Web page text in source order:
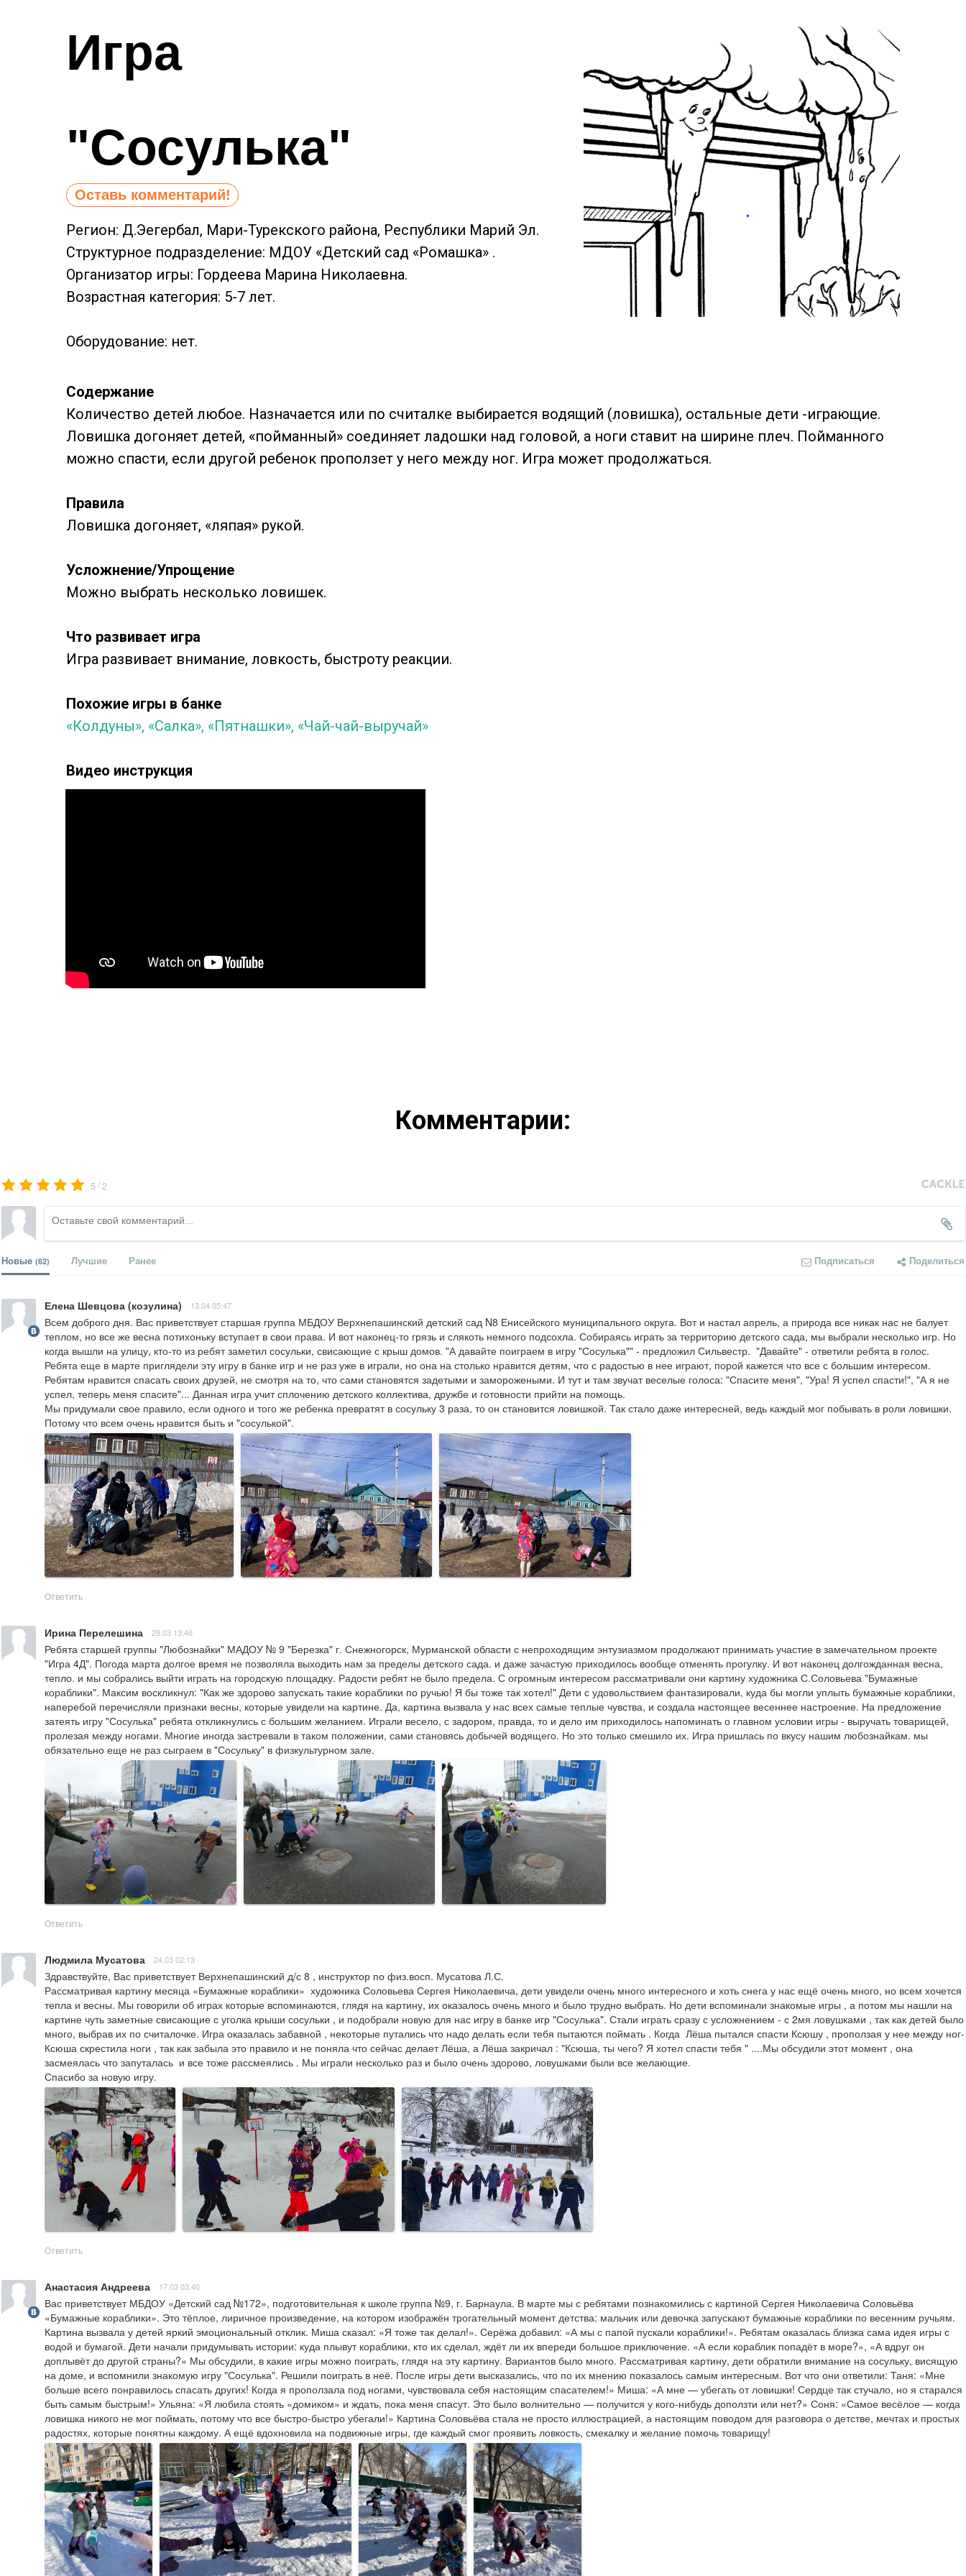
Игра
"Сосулька"
Регион: Д.Эегербал, Мари-Турекского района, Республики Марий Эл.
Структурное подразделение: МДОУ «Детский сад «Ромашка» .
Организатор игры: Гордеева Марина Николаевна.
Возрастная категория: 5-7 лет.
Оборудование: нет.
Оставь комментарий!
Содержание
Количество детей любое. Назначается или по считалке выбирается водящий (ловишка), остальные дети -играющие.
Ловишка догоняет детей, «пойманный» соединяет ладошки над головой, а ноги ставит на ширине плеч. Пойманного
можно спасти, если другой ребенок проползет у него между ног. Игра может продолжаться.
Правила
Ловишка догоняет, «ляпая» рукой.
Усложнение/Упрощение
Можно выбрать несколько ловишек.
Что развивает игра
Игра развивает внимание, ловкость, быстроту реакции.
Похожие игры в банке
«Колдуны», «Салка», «Пятнашки», «Чай-чай-выручай»
Видео инструкция
Комментарии:
5 /2
Новые (62) Лучшие Ранее Подписаться Поделиться
Елена Шевцова (козулина) 13.04 05:47
Всем доброго дня. Вас приветствует старшая группа МБДОУ Верхнепашинский детский сад N8 Енисейского муниципального округа. Вот и настал апрель, а природа все никак нас не балует
теплом, но все же весна потихоньку вступает в свои права. И вот наконец-то грязь и слякоть немного подсохла. Собираясь играть за территорию детского сада, мы выбрали несколько игр. Но
когда вышли на улицу, кто-то из ребят заметил сосульки, свисающие с крыш домов. "А давайте поиграем в игру "Сосулька"" - предложил Сильвестр.  "Давайте" - ответили ребята в голос.
Ребята еще в марте приглядели эту игру в банке игр и не раз уже в играли, но она на столько нравится детям, что с радостью в нее играют, порой кажется что все с большим интересом.
Ребятам нравится спасать своих друзей, не смотря на то, что сами становятся задетыми и заморожеными. И тут и там звучат веселые голоса: "Спасите меня", "Ура! Я успел спасти!", "А я не
успел, теперь меня спасите"... Данная игра учит сплочению детского коллектива, дружбе и готовности прийти на помощь.
Мы придумали свое правило, если одного и того же ребенка превратят в сосульку 3 раза, то он становится ловишкой. Так стало даже интересней, ведь каждый мог побывать в роли ловишки.
Потому что всем очень нравится быть и "сосулькой".
Ответить
Ирина Перелешина 29.03 13:46
Ребята старшей группы "Любознайки" МАДОУ № 9 "Березка" г. Снежногорск, Мурманской области с непроходящим энтузиазмом продолжают принимать участие в замечательном проекте
"Игра 4Д". Погода марта долгое время не позволяла выходить нам за пределы детского сада. и даже зачастую приходилось вообще отменять прогулку. И вот наконец долгожданная весна,
тепло. и мы собрались выйти играть на городскую площадку. Радости ребят не было предела. С огромным интересом рассматривали они картину художника С.Соловьева "Бумажные
кораблики". Максим воскликнул: "Как же здорово запускать такие кораблики по ручью! Я бы тоже так хотел!" Дети с удовольствием фантазировали, куда бы могли уплыть бумажные кораблики,
наперебой перечисляли признаки весны, которые увидели на картине. Да, картина вызвала у нас всех самые теплые чувства, и создала настоящее весеннее настроение. На предложение
затеять игру "Сосулька" ребята откликнулись с большим желанием. Играли весело, с задором, правда, то и дело им приходилось напоминать о главном условии игры - выручать товарищей,
пролезая между ногами. Многие иногда застревали в таком положении, сами становясь добычей водящего. Но это только смешило их. Игра пришлась по вкусу нашим любознайкам. мы
обязательно еще не раз сыграем в "Сосульку" в физкультурном зале.
Ответить
Людмила Мусатова 24.03 02:13
Здравствуйте, Вас приветствует Верхнепашинский д/с 8 , инструктор по физ.восп. Мусатова Л.С.
Рассматривая картину месяца «Бумажные кораблики»  художника Соловьева Сергея Николаевича, дети увидели очень много интересного и хоть снега у нас ещё очень много, но всем хочется
тепла и весны. Мы говорили об играх которые вспоминаются, глядя на картину, их оказалось очень много и было трудно выбрать. Но дети вспоминали знакомые игры , а потом мы нашли на
картине чуть заметные свисающие с уголка крыши сосульки , и подобрали новую для нас игру в банке игр "Сосулька". Стали играть сразу с усложнением - с 2мя ловушками , так как детей было
много, выбрав их по считалочке. Игра оказалась забавной , некоторые путались что надо делать если тебя пытаются поймать . Когда  Лёша пытался спасти Ксюшу , проползая у нее между ног-
Ксюша скрестила ноги , так как забыла это правило и не поняла что сейчас делает Лёша, а Лёша закричал : "Ксюша, ты чего? Я хотел спасти тебя " ....Мы обсудили этот момент , она
засмеялась что запуталась  и все тоже рассмеялись . Мы играли несколько раз и было очень здорово, ловушками были все желающие.
Спасибо за новую игру.
Ответить
Анастасия Андреева 17.03 03:40
Вас приветствует МБДОУ «Детский сад №172», подготовительная к школе группа №9, г. Барнаула. В марте мы с ребятами познакомились с картиной Сергея Николаевича Соловьёва
«Бумажные кораблики». Это тёплое, лиричное произведение, на котором изображён трогательный момент детства: мальчик или девочка запускают бумажные кораблики по весенним ручьям.
Картина вызвала у детей яркий эмоциональный отклик. Миша сказал: «Я тоже так делал!». Серёжа добавил: «А мы с папой пускали кораблики!». Ребятам оказалась близка сама идея игры с
водой и бумагой. Дети начали придумывать истории: куда плывут кораблики, кто их сделал, ждёт ли их впереди большое приключение. «А если кораблик попадёт в море?», «А вдруг он
доплывёт до другой страны?» Мы обсудили, в какие игры можно поиграть, глядя на эту картину. Вариантов было много. Рассматривая картину, дети обратили внимание на сосульку, висящую
на доме, и вспомнили знакомую игру "Сосулька". Решили поиграть в неё. После игры дети высказались, что по их мнению показалось самым интересным. Вот что они ответили: Таня: «Мне
больше всего понравилось спасать других! Когда я проползала под ногами, чувствовала себя настоящим спасателем!» Миша: «А мне — убегать от ловишки! Сердце так стучало, но я старался
быть самым быстрым!» Ульяна: «Я любила стоять «домиком» и ждать, пока меня спасут. Это было волнительно — получится у кого-нибудь доползти или нет?» Соня: «Самое весёлое — когда
ловишка никого не мог поймать, потому что все быстро-быстро убегали!» Картина Соловьёва стала не просто иллюстрацией, а настоящим поводом для разговора о детстве, мечтах и простых
радостях, которые понятны каждому. А ещё вдохновила на подвижные игры, где каждый смог проявить ловкость, смекалку и желание помочь товарищу!